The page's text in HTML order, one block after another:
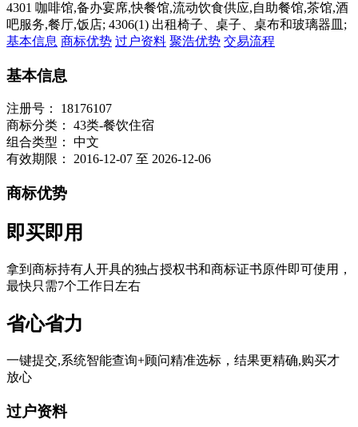
4301 咖啡馆,备办宴席,快餐馆,流动饮食供应,自助餐馆,茶馆,酒
吧服务,餐厅,饭店; 4306(1) 出租椅子、桌子、桌布和玻璃器皿;
基本信息 商标优势 过户资料 聚浩优势 交易流程
基本信息
注册号：
18176107
商标分类：
43类-餐饮住宿
组合类型：
中文
有效期限：
2016-12-07 至 2026-12-06
商标优势
即买即用
拿到商标持有人开具的独占授权书和商标证书原件即可使用，
最快只需7个工作日左右
省心省力
一键提交,系统智能查询+顾问精准选标，结果更精确,购买才
放心
过户资料